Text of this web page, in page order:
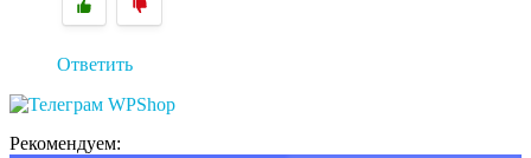
Ответить
Рекомендуем: